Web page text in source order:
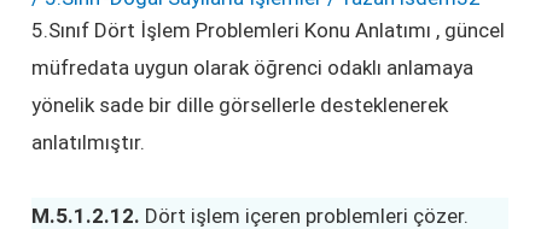
5.Sınıf Dört İşlem Problemleri Konu Anlatımı , güncel
müfredata uygun olarak öğrenci odaklı anlamaya
yönelik sade bir dille görsellerle desteklenerek
anlatılmıştır.
M.5.1.2.12. Dört işlem içeren problemleri çözer.